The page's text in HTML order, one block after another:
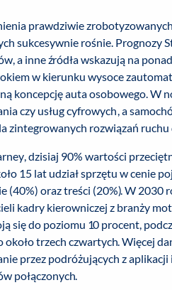
prawdziwie
sukcesywnie rośnie. Prognozy
a inne źródła wskazują na
w kierunku wysoce
koncepcję auta osobowego. W
czy usług cyfrowych, a
zintegrowanych rozwiązań ruchu
dzisiaj 90% wartości
15 lat udział sprzętu w cenie
(40%) oraz treści (20%). W 2030
kadry kierowniczej z branży
się do poziomu 10 procent,
około trzech czwartych. Więcej
przez podróżujących z
połączonych.